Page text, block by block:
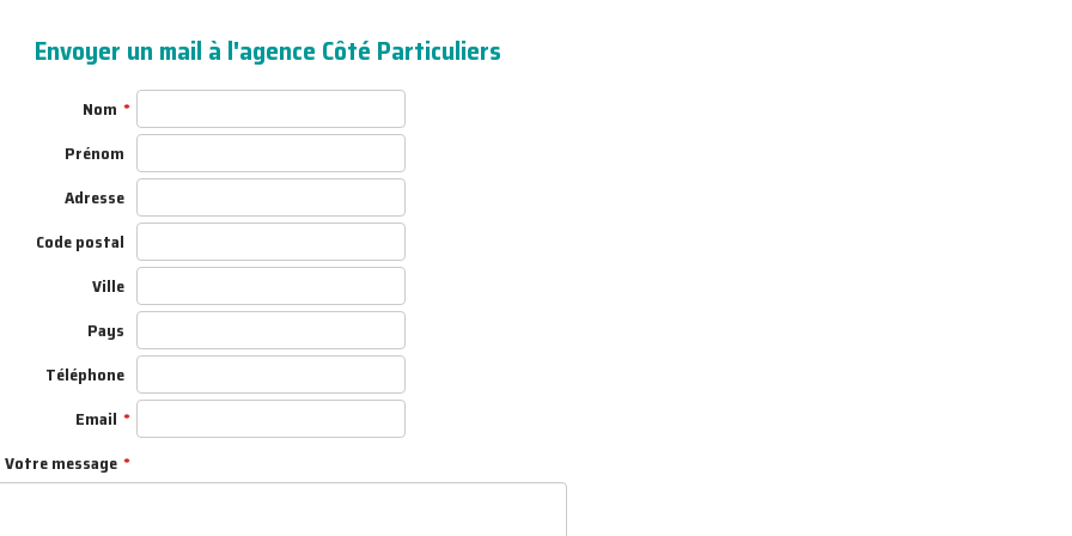
Envoyer un mail à l'agence Côté Particuliers
Nom
Prénom
Adresse
Code postal
Ville
Pays
Téléphone
Email
Votre message